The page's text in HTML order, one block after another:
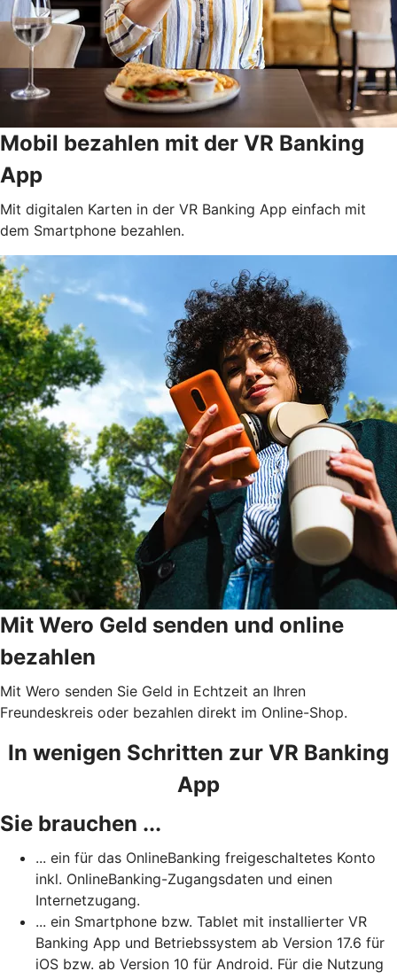
Mobil bezahlen mit der VR Banking
App
Mit digitalen Karten in der VR Banking App einfach mit
dem Smartphone bezahlen.
Mit Wero Geld senden und online
bezahlen
Mit Wero senden Sie Geld in Echtzeit an Ihren
Freundeskreis oder bezahlen direkt im Online-Shop.
In wenigen Schritten zur VR Banking
App
Sie brauchen ...
... ein für das OnlineBanking freigeschaltetes Konto
inkl. OnlineBanking-Zugangsdaten und einen
Internetzugang.
... ein Smartphone bzw. Tablet mit installierter VR
Banking App und Betriebssystem ab Version 17.6 für
iOS bzw. ab Version 10 für Android. Für die Nutzung